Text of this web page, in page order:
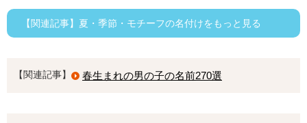
【関連記事】夏・季節・モチーフの名付けをもっと見る
【関連記事】 春生まれの男の子の名前270選